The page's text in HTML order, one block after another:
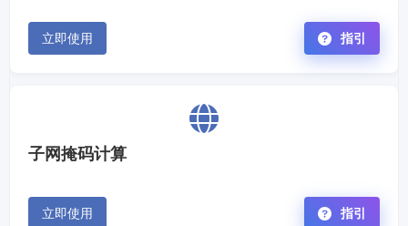
立即使用 指引
子网掩码计算
立即使用 指引